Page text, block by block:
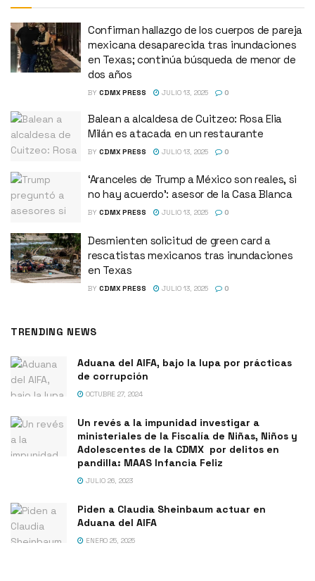
Confirman hallazgo de los cuerpos de pareja
mexicana desaparecida tras inundaciones
en Texas; continúa búsqueda de menor de
dos años
BY CDMX PRESS JULIO 13, 2025 0
Balean a alcaldesa de Cuitzeo: Rosa Elia
Milán es atacada en un restaurante
BY CDMX PRESS JULIO 13, 2025 0
‘Aranceles de Trump a México son reales, si
no hay acuerdo’: asesor de la Casa Blanca
BY CDMX PRESS JULIO 13, 2025 0
Desmienten solicitud de green card a
rescatistas mexicanos tras inundaciones
en Texas
BY CDMX PRESS JULIO 13, 2025 0
TRENDING NEWS
Aduana del AIFA, bajo la lupa por prácticas
de corrupción
OCTUBRE 27, 2024
Un revés a la impunidad investigar a
ministeriales de la Fiscalía de Niñas, Niños y
Adolescentes de la CDMX por delitos en
pandilla: MAAS Infancia Feliz
JULIO 26, 2023
Piden a Claudia Sheinbaum actuar en
Aduana del AIFA
ENERO 25, 2025